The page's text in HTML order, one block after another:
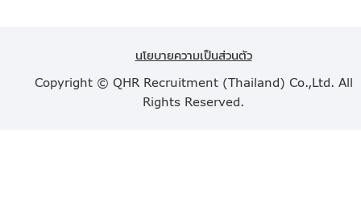
นโยบายความเป็นส่วนตัว
Copyright © QHR Recruitment (Thailand) Co.,Ltd. All
Rights Reserved.